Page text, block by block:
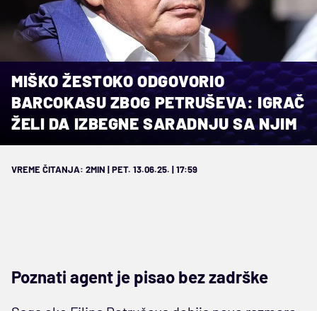
MIŠKO ŽESTOKO ODGOVORIO
BARCOKASU ZBOG PETRUŠEVA: IGRAČ
ŽELI DA IZBEGNE SARADNJU SA NJIM
VREME ČITANJA: 2MIN | PET. 13.06.25. | 17:59
Poznati agent je pisao bez zadrške